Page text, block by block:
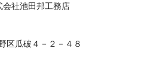
会社池田邦工務店
区瓜破４－２－４８